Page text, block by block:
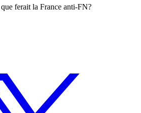
ferait la France anti-FN?